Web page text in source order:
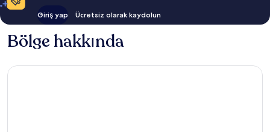
Giriş yap Ücretsiz olarak kaydolun
Bölge hakkında